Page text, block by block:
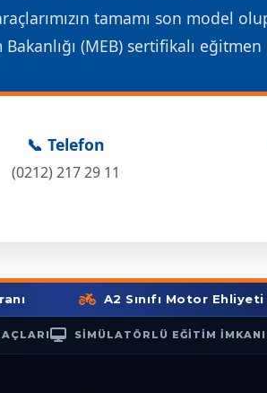
tamamı son model
Bakanlığı (MEB) sertifikalı
📞 Telefon
(0212) 217 29 11
A2 Sınıfı Motor Ehliyeti ve B
SİMÜLATÖRLÜ EĞİTİM İMKANI